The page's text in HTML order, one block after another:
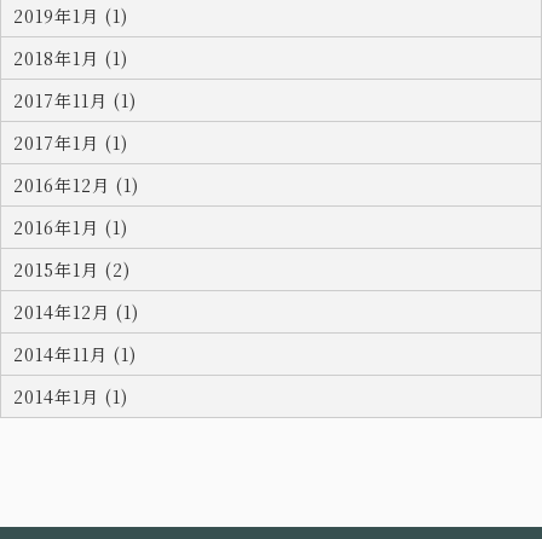
2019年1月 (1)
2018年1月 (1)
2017年11月 (1)
2017年1月 (1)
2016年12月 (1)
2016年1月 (1)
2015年1月 (2)
2014年12月 (1)
2014年11月 (1)
2014年1月 (1)